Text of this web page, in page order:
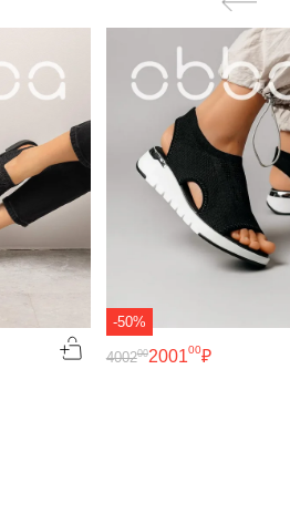
-50%
200100₽
400200